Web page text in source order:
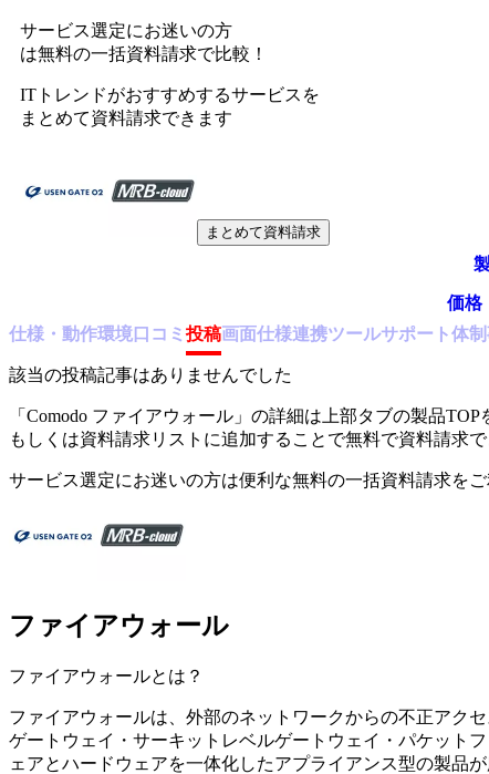
サービス選定にお迷いの方
は無料の一括資料請求で比較！
ITトレンドがおすすめするサービスを
まとめて資料請求できます
まとめて資料請求
価格
仕様・動作環境口コミ投稿画面仕様連携ツールサポート体制
該当の投稿記事はありませんでした
「 Comodo ファイアウォール 」の詳細は上部タブの製品TOP
もしくは資料請求リストに追加することで無料で資料請求で
サービス選定にお迷いの方は便利な無料の一括資料請求を
ファイアウォール
ファイアウォールとは？
ファイアウォールは、外部のネットワークからの不正アク
ゲートウェイ・サーキットレベルゲートウェイ・パケット
ェアとハードウェアを一体化したアプライアンス型の製品